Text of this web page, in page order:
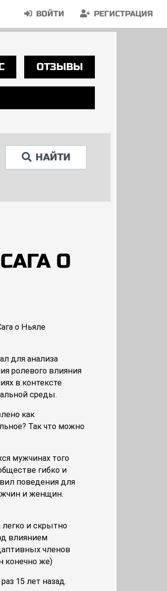
ВОЙТИ РЕГИСТРАЦИЯ
ОТЗЫВЫ
НАЙТИ
О
для анализа
ролевого влияния
в контексте
среды.
как
Так что можно
мужчинах того
гибко и
поведения для
и женщин.
легко и скрытно
влиянием
членов
конечно же)
15 лет назад.